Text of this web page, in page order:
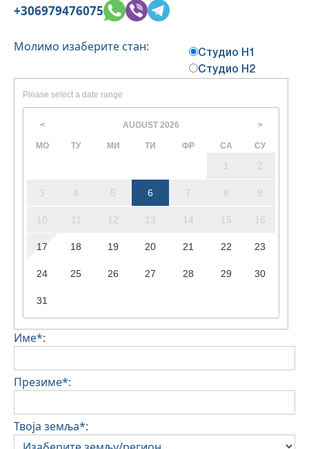
+306979476075
Молимо изаберите стан:
Студио Н1
Студио Н2
Please select a date range
< AUGUST 2026 >
МО ТУ МИ ТИ ФР СА СУ
1 2
3 4 5 6 7 8 9
10 11 12 13 14 15 16
17 18 19 20 21 22 23
24 25 26 27 28 29 30
31
Име*:
Презиме*:
Твоја земља*: